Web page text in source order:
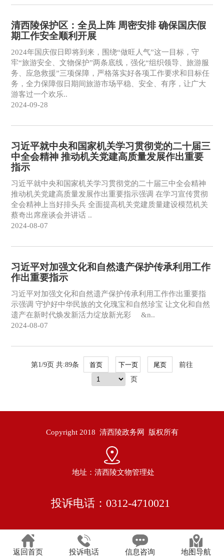
清西陵保护区：全员上阵 周密安排 确保国庆假
期工作安全顺利开展
2024年国庆假日即将到来，围绕“做旺人气”这一目标，守
牢“旅游安全、文物保护”两条底线，强化“组织领导、旅游服
务、应急救援”三项保障，严格落实好各项工作要求和目标任
务，全力保障假日期间旅游市场平稳、安全、有序，让广大
游客过一个欢乐..
2024-09-28
习近平就中央和国家机关学习贯彻党的二十届三
中全会精神 推动机关党建高质量发展作出重要
指示
习近平就中央和国家机关学习贯彻党的二十届三中全会精神
推动机关党建高质量发展作出重要指示强调 在学习宣传贯彻
全会精神上当好排头兵 全面提高机关党建质量建设模范机关
蔡奇出席座谈会并讲话 ..
2024-08-07
习近平对加强文化和自然遗产保护传承利用工作
作出重要指示
习近平对加强文化和自然遗产保护传承利用工作作出重要指
示强调 守护好中华民族的文化瑰宝和自然珍宝 让文化和自然
遗产在新时代焕发新活力绽放新光彩 &n..
2024-08-07
第1/9页 共:89条
前往
页
Copyright 2018 清西陵政务网 版权所有
地址：清西陵文物管理处
投诉电话：0312-4710021
返回首页 投诉电话 信息咨询 地图导航